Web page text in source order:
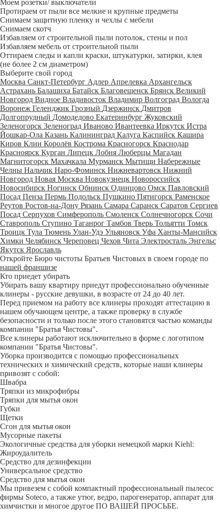
Моем розетки/ выключатели
Протираем от пыли все мелкие и крупные предметы
Снимаем защитную пленку и чехлы с мебели
Снимаем скотч
Избавляем от строительной пыли потолок, стены и пол
Избавляем мебель от строительной пыли
Оттираем следы и капли краски, штукатурки, затирки, клея
(не более 2 см диаметром)
Выберите свой город
Москва Санкт-Петербург Адлер Апрелевка Архангельск
Астрахань Балашиха Батайск Благовещенск Брянск Великий
Новгород Видное Владивосток Владимир Волгоград Вологда
Воронеж Геленджик Грозный Дзержинск Дмитров
Долгопрудный Домодедово Екатеринбург Жуковский
Зеленогорск Зеленоград Иваново Ивантеевка Иркутск Истра
Йошкар-Ола Казань Калининград Калуга Каспийск Кашира
Киров Клин Королёв Кострома Красногорск Краснодар
Красноярск Курган Липецк Лобня Люберцы Магадан
Магнитогорск Махачкала Мурманск Мытищи Набережные
Челны Нальчик Наро-Фоминск Нижневартовск Нижний
Новгород Новая Москва Новокузнецк Новороссийск
Новосибирск Ногинск Обнинск Одинцово Омск Павловский
Посад Пенза Пермь Подольск Пушкино Пятигорск Раменское
Реутов Ростов-на-Дону Рязань Самара Саранск Саратов Сергиев
Посад Серпухов Симферополь Смоленск Солнечногорск Сочи
Ставрополь Ступино Таганрог Тамбов Тверь Тольятти Томск
Троицк Тула Тюмень Улан-Удэ Ульяновск Уфа Ханты-Мансийск
Химки Челябинск Череповец Чехов Чита Электросталь Энгельс
Якутск Ярославль
Откройте Бюро чистоты Братьев Чистовых в своем городе по
нашей франшизе
Кто приедет убирать
Убирать вашу квартиру приедут профессионально обученные
клинеры - русские девушки, в возрасте от 24 до 40 лет.
Перед приемом на работу все клинеры проходят аттестацию в
нашем обучающем центре, а также проверку в службе
безопасности и только после этого становятся частью команды
компании "Братья Чистовы".
Все клинеры работают исключительно в форме с логотипом
компании "Братья Чистовы".
Уборка производится с помощью профессиональных
технических и химический средств, которые наши клинеры
привозят с собой:
Швабра
Тряпки из микрофибры
Тряпки для мытья окон
Губки
Щетки
Сгон для мытья окон
Мусорные пакеты
Экологичные средства для уборки немецкой марки Kiehl:
Жироудалитель
Средство для дезинфекции
Универсальное средство
Средство для мытья окон
Мы привезем с собой компактный профессиональный пылесос
фирмы Soteco, а также утюг, ведро, парогенератор, аппарат для
химчистки и многое другое ПО ВАШЕЙ ПРОСЬБЕ.